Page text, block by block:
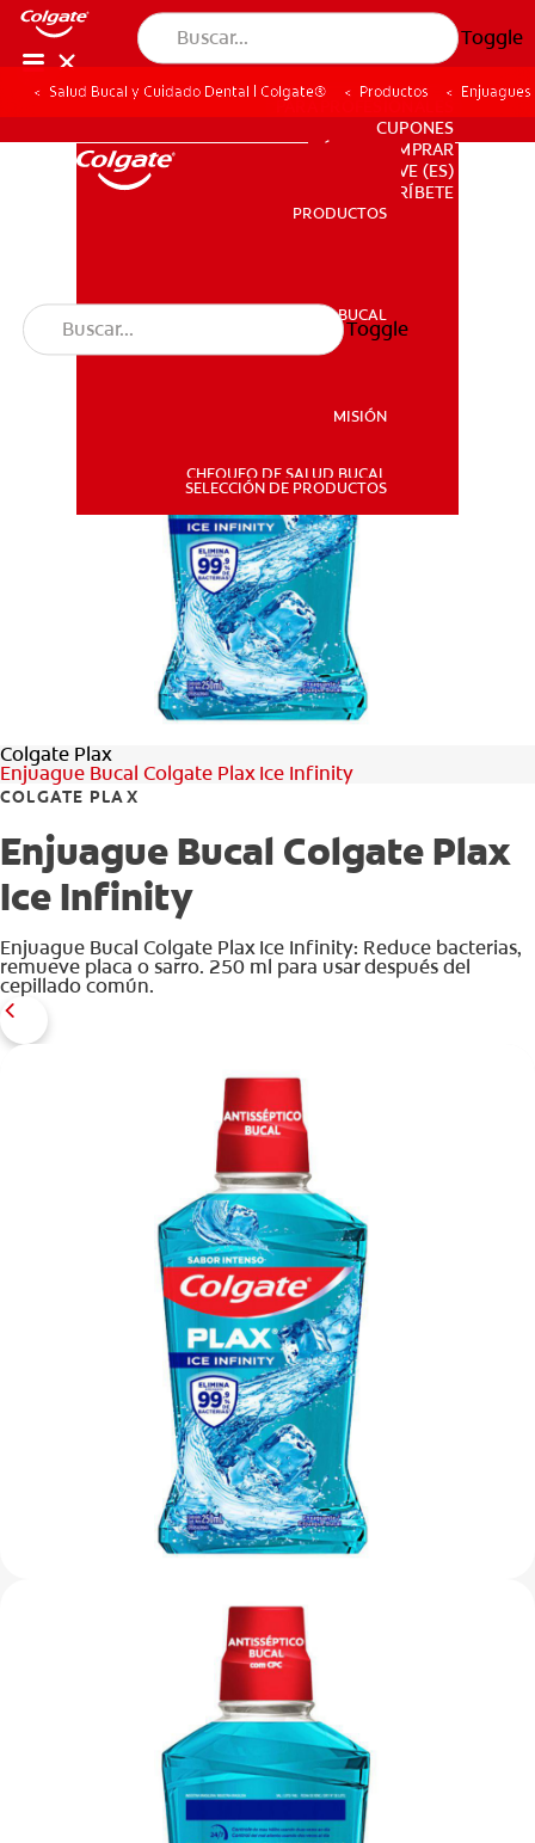
Toggle
PRODUCTOS
SALUD BUCAL
CHEQUEO DE SALUD BUCAL
SELECCIÓN DE PRODUCTOS
PARA PROFESIONALES
VE (ES)
PARA PROFESIONALES
CUPONES
DÓNDE COMPRAR
VE (ES)
SUSCRÍBETE
PRODUCTOS
SALUD BUCAL
MISIÓN
CHEQUEO DE SALUD BUCAL
SELECCIÓN DE PRODUCTOS
Toggle
Salud Bucal y Cuidado Dental | Colgate® Productos
Colgate Plax
Enjuague Bucal Colgate Plax Ice Infinity
COLGATE PLAX
Enjuague Bucal Colgate Plax
Ice Infinity
Enjuague Bucal Colgate Plax Ice Infinity: Reduce bacterias,
remueve placa o sarro. 250 ml para usar después del
cepillado común.